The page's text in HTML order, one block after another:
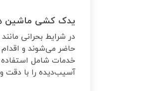
یدک کشی ماشین
در شرایط بحرانی
حاضر می‌شوند و
خدمات شامل
آسیب‌دیده را با دقت و